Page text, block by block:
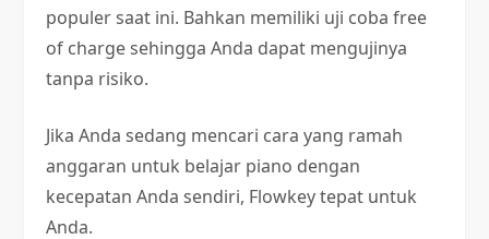
populer saat ini. Bahkan memiliki uji coba free
of charge sehingga Anda dapat mengujinya
tanpa risiko.
Jika Anda sedang mencari cara yang ramah
anggaran untuk belajar piano dengan
kecepatan Anda sendiri, Flowkey tepat untuk
Anda.